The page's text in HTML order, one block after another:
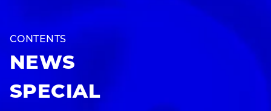
CONTENTS
NEWS
SPECIAL